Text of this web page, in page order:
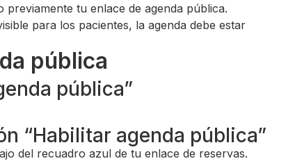
previamente tu enlace de agenda pública.
para los pacientes, la agenda debe estar
pública
pública”
“Habilitar agenda pública”
del recuadro azul de tu enlace de reservas.